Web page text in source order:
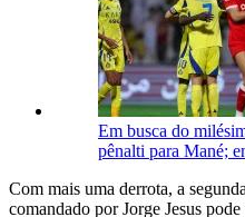
Em busca do
pênalti para Mané;
Com mais uma derrota, a
comandado por Jorge Jesus